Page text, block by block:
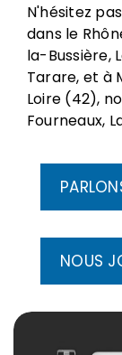
N'hésitez
dans le
la-Bussière,
Tarare, et à
Loire (42),
Fourneaux,
NOUS